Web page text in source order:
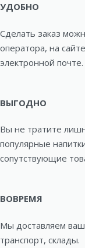
УДОБНО
Сделать заказ
оператора, на
электронной почте.
ВЫГОДНО
Вы не тратите
популярные
сопутствующие
ВОВРЕМЯ
Мы доставляем ваш
транспорт, склады.